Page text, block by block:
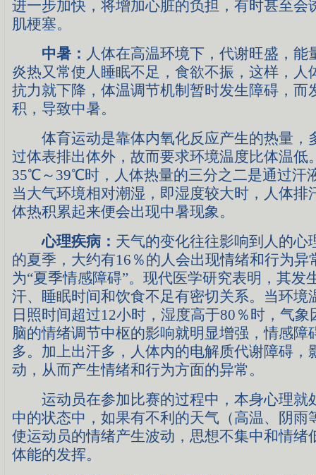
进一步加快，将增加心脏的负担，有时甚至会
肌梗塞。
中暑： 人体在高温环境下，代谢旺盛，能
炎热又常使人睡眠不足，食欲不振，这样，人
抗力就下降，体温调节机制暂时发生障碍，而
积，导致中暑。
体育运动是靠体内氧化反应产生的热量，
过体表排出体外，故而要求环境温度比体温低
35℃～39℃时，人体热量的三分之二是通过汗
当大气环境相对潮湿，即湿度较大时，人体排
体热积累起来便会出现中暑现象。
心理疾病： 天气的变化往往影响到人的心
的夏季，大约有16％的人会出现情绪和行为异
为“夏季情感障碍”。现代医学研究表明，其发
汗、睡眠时间和饮食不足有密切关系。当环
日照时间超过12小时，湿度高于80％时，气象
脑的情绪调节中枢的影响就明显增强，情感障
多。加上出汗多，人体内的电解质代谢障碍，
动，从而产生情绪和行为方面的异常。
运动员在参加比赛的过程中，本身心理就
中的状态中，如果有不利的天气（高温、阴雨
使运动员的情绪产生波动，思想不集中和情绪
体能的发挥。